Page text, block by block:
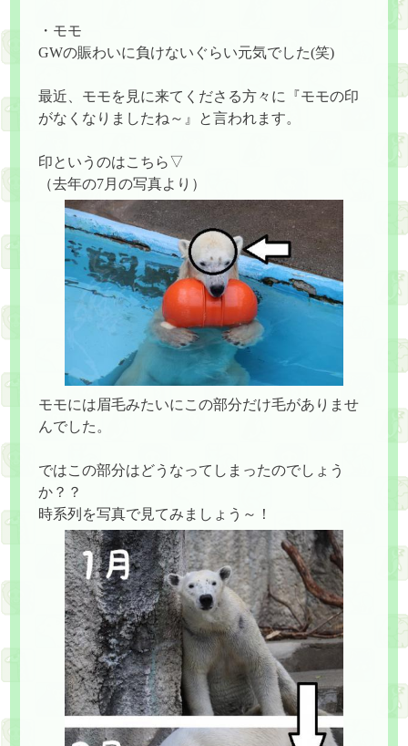
・モモ
GWの賑わいに負けないぐらい元気でした(笑)
最近、モモを見に来てくださる方々に『モモの印
がなくなりましたね～』と言われます。
印というのはこちら▽
（去年の7月の写真より）
モモには眉毛みたいにこの部分だけ毛がありませ
んでした。
ではこの部分はどうなってしまったのでしょう
か？？
時系列を写真で見てみましょう～！